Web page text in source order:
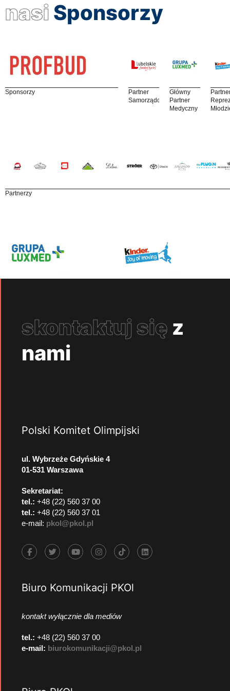
nasi Sponsorzy
Sponsorzy
Partner
Samorządowy
Główny
Partner
Medyczny
Partnerzy
skontaktuj się z
nami
Polski Komitet Olimpijski
ul. Wybrzeże Gdyńskie 4
01-531 Warszawa
Sekretariat:
tel.: +48 (22) 560 37 00
tel.: +48 (22) 560 37 01
e-mail: pkol@pkol.pl
Biuro Komunikacji PKOl
kontakt wyłącznie dla mediów
tel.: +48 (22) 560 37 00
e-mail: biurokomunikacji@pkol.pl